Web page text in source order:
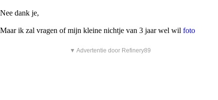
Nee dank je,
Maar ik zal vragen of mijn kleine nichtje van 3 jaar wel wil foto
▼ Advertentie door Refinery89